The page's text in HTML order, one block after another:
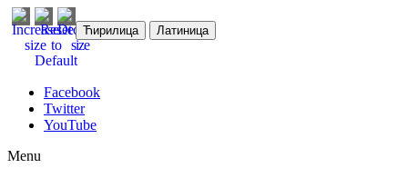
Ћирилица Латиница
Facebook
Twitter
YouTube
Menu